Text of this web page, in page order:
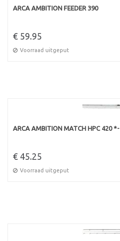
ARCA AMBITION FEEDER 390
€ 59.95
Voorraad uitgeput
ARCA AMBITION MATCH HPC 420 *-
€ 45.25
Voorraad uitgeput